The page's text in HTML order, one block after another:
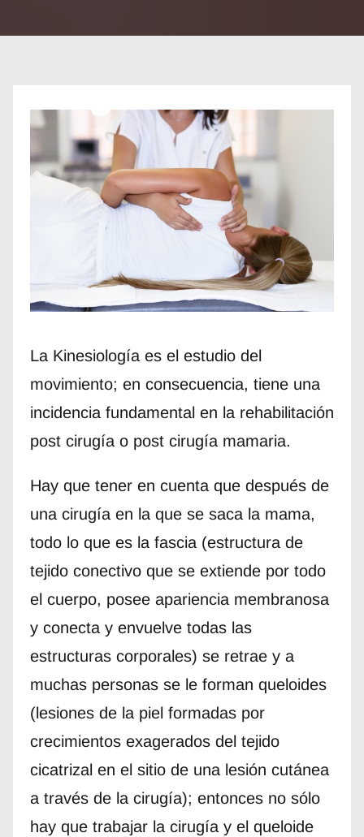
La Kinesiología es el estudio del
movimiento; en consecuencia, tiene una
incidencia fundamental en la rehabilitación
post cirugía o post cirugía mamaria.
Hay que tener en cuenta que después de
una cirugía en la que se saca la mama,
todo lo que es la fascia (estructura de
tejido conectivo que se extiende por todo
el cuerpo, posee apariencia membranosa
y conecta y envuelve todas las
estructuras corporales) se retrae y a
muchas personas se le forman queloides
(lesiones de la piel formadas por
crecimientos exagerados del tejido
cicatrizal en el sitio de una lesión cutánea
a través de la cirugía); entonces no sólo
hay que trabajar la cirugía y el queloide